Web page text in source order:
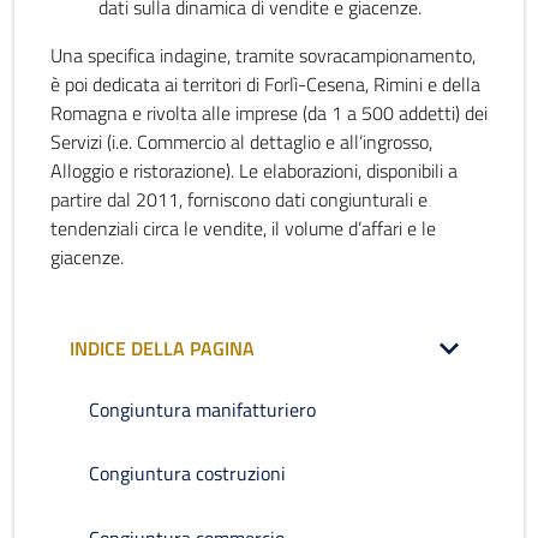
dati sulla dinamica di vendite e giacenze.
Una specifica indagine, tramite sovracampionamento,
è poi dedicata ai territori di Forlì-Cesena, Rimini e della
Romagna e rivolta alle imprese (da 1 a 500 addetti) dei
Servizi (i.e. Commercio al dettaglio e all’ingrosso,
Alloggio e ristorazione). Le elaborazioni, disponibili a
partire dal 2011, forniscono dati congiunturali e
tendenziali circa le vendite, il volume d’affari e le
giacenze.
INDICE DELLA PAGINA
Congiuntura manifatturiero
Congiuntura costruzioni